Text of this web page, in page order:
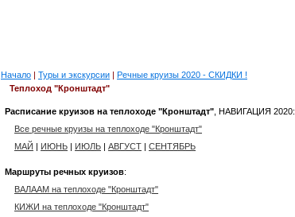
Начало | Туры и экскурсии | Речные круизы 2020 - СКИДКИ !
Теплоход "Кронштадт"
Расписание круизов на теплоходе "Кронштадт" , НАВИГАЦИЯ 2020:
Все речные круизы на теплоходе "Кронштадт"
МАЙ | ИЮНЬ | ИЮЛЬ | АВГУСТ | СЕНТЯБРЬ
Маршруты речных круизов:
ВАЛААМ на теплоходе "Кронштадт"
КИЖИ на теплоходе "Кронштадт"